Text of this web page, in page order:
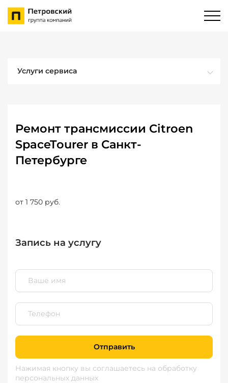
Услуги сервиса
Ремонт трансмиссии Citroen
SpaceTourer в Санкт-
Петербурге
от 1 750 руб.
Запись на услугу
Отправить
Нажимая кнопку вы соглашаетесь на обработку
персональных данных